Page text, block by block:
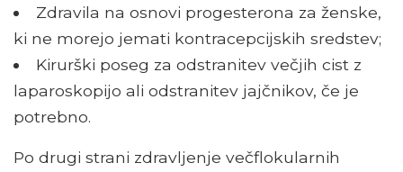
Zdravila na osnovi progesterona za ženske,
ki ne morejo jemati kontracepcijskih sredstev;
Kirurški poseg za odstranitev večjih cist z
laparoskopijo ali odstranitev jajčnikov, če je
potrebno.
Po drugi strani zdravljenje večflokularnih